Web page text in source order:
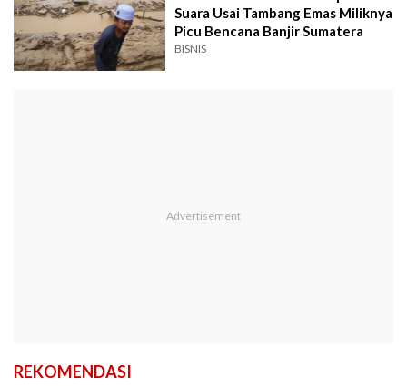
Suara Usai Tambang Emas Miliknya
Picu Bencana Banjir Sumatera
BISNIS
REKOMENDASI